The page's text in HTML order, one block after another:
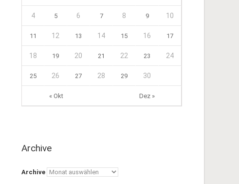
« Okt Dez »
4 5 6 7 8 9 10
11 12 13 14 15 16 17
18 19 20 21 22 23 24
25 26 27 28 29 30
Archive
Archive